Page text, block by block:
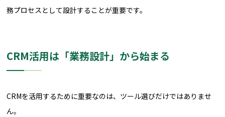
務プロセスとして設計することが重要です。
CRM活用は「業務設計」から始まる
CRMを活用するために重要なのは、ツール選びだけではありませ
ん。